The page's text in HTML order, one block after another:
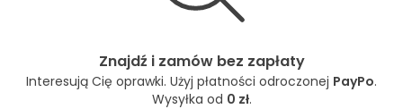
Znajdź i zamów bez zapłaty
Interesują Cię oprawki. Użyj płatności odroczonej PayPo.
Wysyłka od 0 zł.